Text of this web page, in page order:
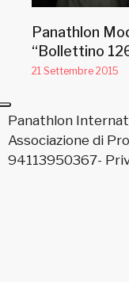
Panathlon
“Bollettino
21 Settembre 2015
Panathlon
Associazione di
94113950367-